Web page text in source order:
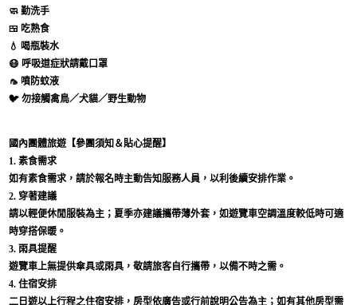
🧼 勤洗手
🍱 吃熟食
💧 喝瓶裝水
😷 呼吸道症狀請戴口罩
🦟 噴防蚊液
🐦 勿接觸禽鳥／犬貓／野生動物
國內團體旅遊【參團須知＆貼心提醒】
1. 素食需求
如有素食需求，請於報名時主動告知服務人員，以利後續安排作業。
2. 穿著建議
請以輕便休閒服裝為主；夏季亦建議攜帶薄外套，如遊覽車空調溫度較低時可適
時穿搭保暖。
3. 雨具提醒
遊覽車上無提供傘具或雨具，敬請旅客自行攜帶，以備不時之需。
4. 住宿安排
二日遊以上行程之住宿安排，房型依廣告或行前說明公告為主；如有其他房型需